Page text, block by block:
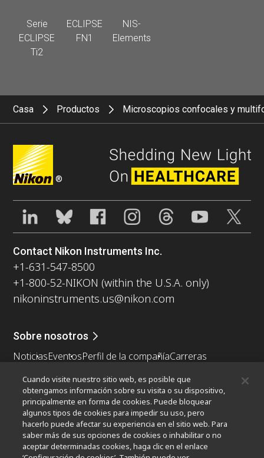
Serie
ECLIPSE
Ti2
ECLIPSE
FN1
NIS-
Elements
Casa Productos Microscopios confocales y
®
Contact Nikon Instruments Inc.
+1-631-547-8500
+1-800-52-NIKON (within the U.S.A. only)
nikoninstruments.us@nikon.com
Sobre nosotros
NoticiasEventosPerfil de la compañíaCarreras
Nikon Microscopes 100th Anniversary
Popular Links
Últimas noticias y novedadesSelector de objetivos
Resolution CalculatorPubScopeOEM
Cuando visite nuestro sitio web, es posible que
obtengamos información sobre su visita o su dispositivo,
principalmente en forma de cookies. Puede bloquear
algunos tipos de cookies para impedir su uso, pero
hacerlo puede afectar su experiencia en el sitio web. Para
saber más de sus opciones de cookies o inhabilitar o no
aceptar determinadas cookies, haga clic en el enlace